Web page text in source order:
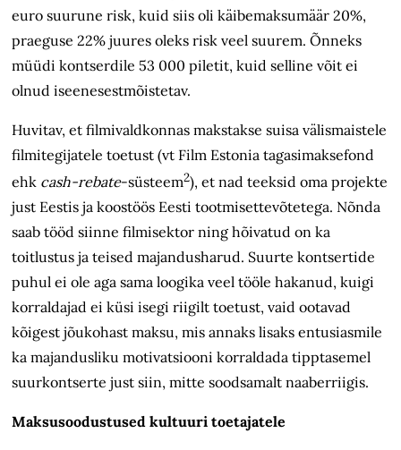
euro suurune risk, kuid siis oli käibemaksumäär 20%,
praeguse 22% juures oleks risk veel suurem. Õnneks
müüdi kontserdile 53 000 piletit, kuid selline võit ei
olnud iseenesestmõistetav.
Huvitav, et filmivaldkonnas makstakse suisa välismaistele
filmitegijatele toetust (vt Film Estonia tagasimaksefond
ehk cash-rebate-süsteem2), et nad teeksid oma projekte
just Eestis ja koostöös Eesti tootmisettevõtetega. Nõnda
saab tööd siinne filmisektor ning hõivatud on ka
toitlustus ja teised majandusharud. Suurte kontsertide
puhul ei ole aga sama loogika veel tööle hakanud, kuigi
korraldajad ei küsi isegi riigilt toetust, vaid ootavad
kõigest jõukohast maksu, mis annaks lisaks entusiasmile
ka majandusliku motivatsiooni korraldada tipptasemel
suurkontserte just siin, mitte soodsamalt naaberriigis.
Maksusoodustused kultuuri toetajatele